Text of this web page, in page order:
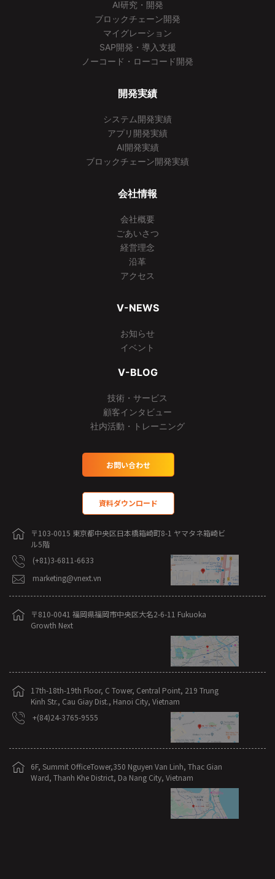
AI研究・開発
ブロックチェーン開発
マイグレーション
SAP開発・導入支援
ノーコード・ローコード開発
開発実績
システム開発実績
アプリ開発実績
AI開発実績
ブロックチェーン開発実績
会社情報
会社概要
ごあいさつ
経営理念
沿革
アクセス
V-NEWS
お知らせ
イベント
V-BLOG
技術・サービス
顧客インタビュー
社内活動・トレーニング
お問い合わせ
資料ダウンロード
〒103-0015 東京都中央区日本橋箱崎町8-1 ヤマタネ箱崎ビ
ル5階
(+81)3-6811-6633
marketing@vnext.vn
〒810-0041 福岡県福岡市中央区大名2-6-11 Fukuoka
Growth Next
17th-18th-19th Floor, C Tower, Central Point, 219 Trung
Kinh Str., Cau Giay Dist., Hanoi City, Vietnam
+(84)24-3765-9555
6F, Summit OfficeTower,350 Nguyen Van Linh, Thac Gian
Ward, Thanh Khe District, Da Nang City, Vietnam